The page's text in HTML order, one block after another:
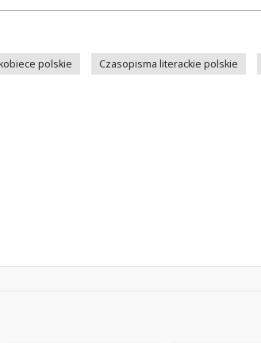
polskie Czasopisma literackie polskie